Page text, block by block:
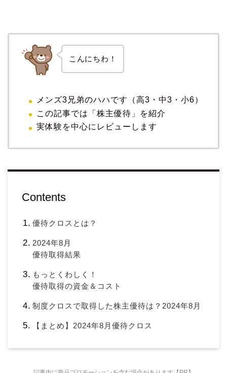
こんにちわ！
メンズ3兄弟のハハです（高3・中3・小6）
この記事では「株主優待」を紹介
実体験を中心にレビューします
Contents
優待クロスとは？
2024年8月
優待取得結果
もっとくわしく！
優待取得の資金＆コスト
制度クロスで取得した株主優待は？2024年8月
【まとめ】2024年8月優待クロス